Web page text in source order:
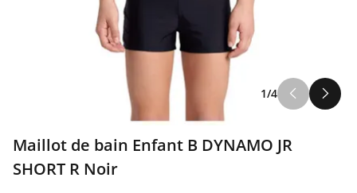
1/4
Maillot de bain Enfant B DYNAMO JR
SHORT R Noir